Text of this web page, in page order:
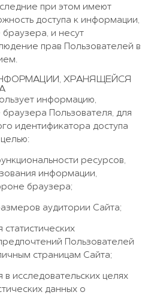
при этом имеют
доступа к информации,
и несут
прав Пользователей в
ХРАНЯЩЕЙСЯ
информацию,
Пользователя, для
идентификатора доступа
ресурсов,
информации,
браузера;
аудитории Сайта;
Пользователей
страницам Сайта;
исследовательских целях
данных о